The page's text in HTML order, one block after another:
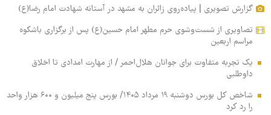
گزارش تصویری | پیاده‌روی زائران به مشهد در آستانه شهادت امام رضا(ع)
تصاویری از شست‌وشوی حرم مطهر امام حسین(ع) پس از برگزاری باشکوه
مراسم اربعین
یک تجربه متفاوت برای جوانان هلال‌احمر / از مهارت امدادی تا اخلاق
داوطلبی
شاخص کل بورس دوشنبه ۱۹ مرداد ۱۴۰۵/ بورس پنج میلیون و ۶۰۰ هزار واحد
را رد کرد